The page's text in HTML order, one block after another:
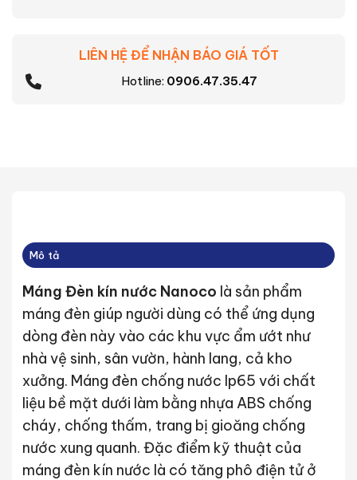
LIÊN HỆ ĐỂ NHẬN BÁO GIÁ TỐT
Hotline: 0906.47.35.47
Mô tả
Máng Đèn kín nước Nanoco là sản phẩm
máng đèn giúp người dùng có thể ứng dụng
dòng đèn này vào các khu vực ẩm ướt như
nhà vệ sinh, sân vườn, hành lang, cả kho
xưởng. Máng đèn chống nước Ip65 với chất
liệu bề mặt dưới làm bằng nhựa ABS chống
cháy, chống thấm, trang bị gioăng chống
nước xung quanh. Đặc điểm kỹ thuật của
máng đèn kín nước là có tăng phô điện tử ở